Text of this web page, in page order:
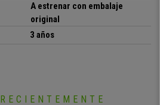
A estrenar con embalaje
original
3 años
RECIENTEMENTE